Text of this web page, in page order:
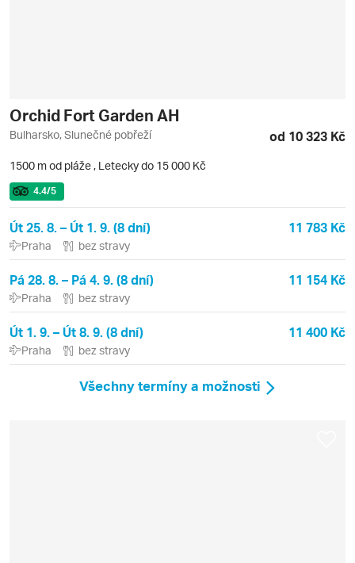
Orchid Fort Garden AH
Bulharsko, Slunečné pobřeží od 10 323 Kč
1500 m od pláže , Letecky do 15 000 Kč
4.4/5
Út 25. 8. – Út 1. 9. (8 dní) 11 783 Kč
Praha bez stravy
Pá 28. 8. – Pá 4. 9. (8 dní) 11 154 Kč
Praha bez stravy
Út 1. 9. – Út 8. 9. (8 dní) 11 400 Kč
Praha bez stravy
Všechny termíny a možnosti